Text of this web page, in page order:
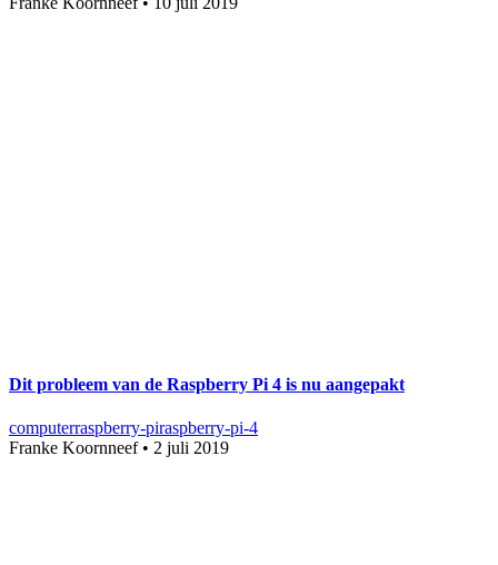
Dit probleem van de Raspberry Pi 4 is nu aangepakt
computerraspberry-piraspberry-pi-4
Franke Koornneef• 2 juli 2019